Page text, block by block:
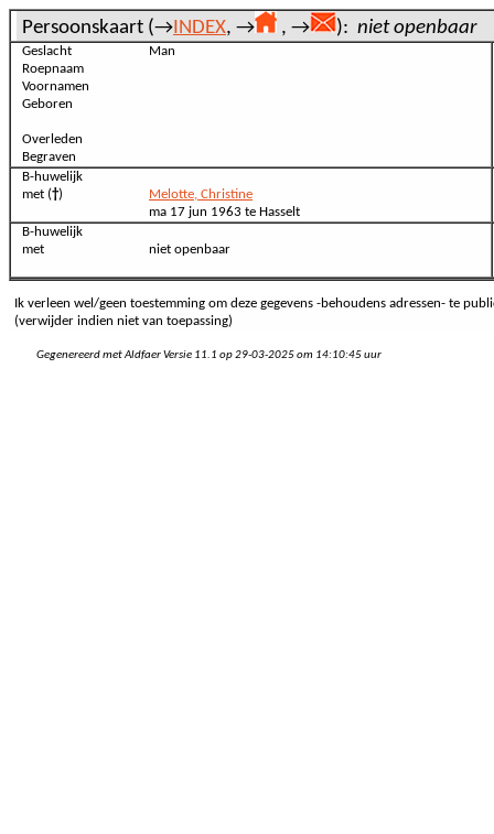
Persoonskaart (→INDEX, → , → ): niet openbaar
Geslacht
Man
Roepnaam
Voornamen
Geboren
Overleden
Begraven
B-huwelijk
met (†)
Melotte, Christine
ma 17 jun 1963 te Hasselt
B-huwelijk
met
niet openbaar
Ik verleen wel/geen toestemming om deze gegevens -behoudens adressen- te
(verwijder indien niet van toepassing)
Gegenereerd met Aldfaer Versie 11.1 op 29-03-2025 om 14:10:45 uur